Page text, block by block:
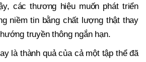
các thương hiệu muốn phát triển
niềm tin bằng chất lượng thật thay
truyền thông ngắn hạn.
là thành quả của cả một tập thể đã